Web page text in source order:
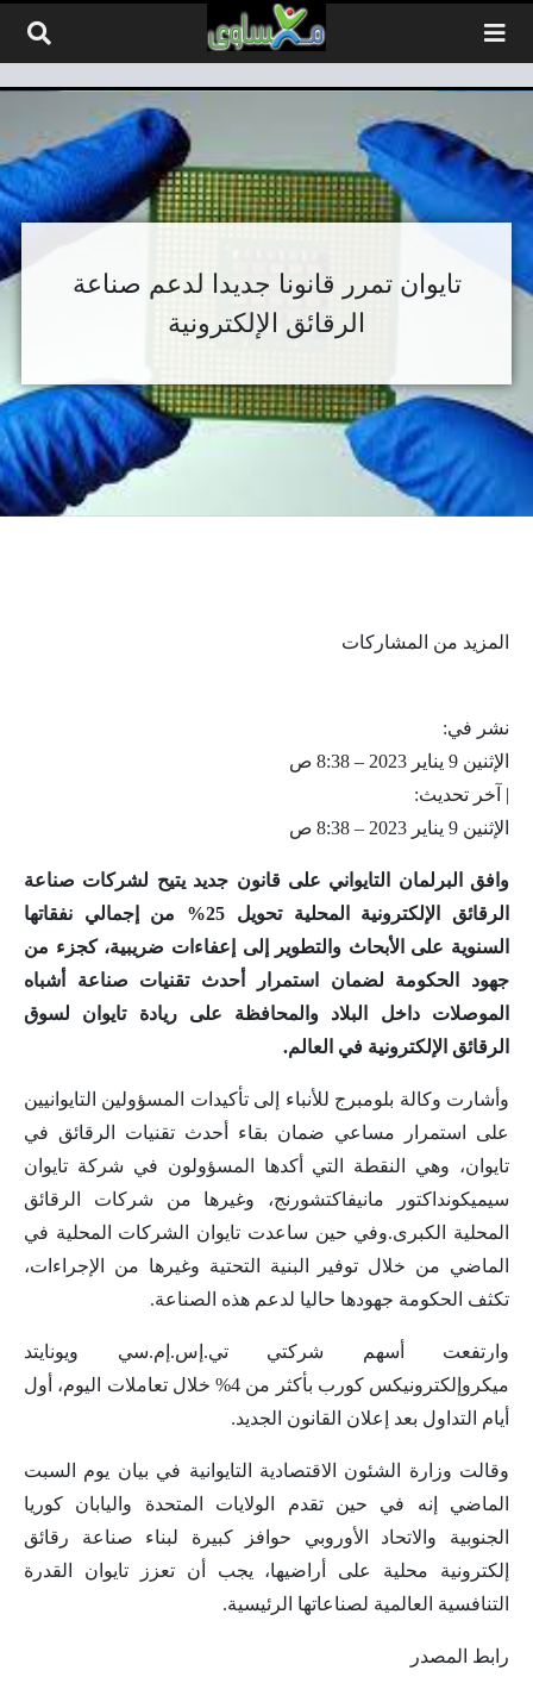
تايوان تمرر قانونا جديدا لدعم صناعة
الرقائق الإلكترونية
المزيد من المشاركات
نشر في:
الإثنين 9 يناير 2023 – 8:38 ص
| آخر تحديث:
الإثنين 9 يناير 2023 – 8:38 ص
وافق البرلمان التايواني على قانون جديد يتيح لشركات صناعة
الرقائق الإلكترونية المحلية تحويل 25% من إجمالي نفقاتها
السنوية على الأبحاث والتطوير إلى إعفاءات ضريبية، كجزء من
جهود الحكومة لضمان استمرار أحدث تقنيات صناعة أشباه
الموصلات داخل البلاد والمحافظة على ريادة تايوان لسوق
الرقائق الإلكترونية في العالم.
وأشارت وكالة بلومبرج للأنباء إلى تأكيدات المسؤولين التايوانيين
على استمرار مساعي ضمان بقاء أحدث تقنيات الرقائق في
تايوان، وهي النقطة التي أكدها المسؤولون في شركة تايوان
سيميكونداكتور مانيفاكتشورنج، وغيرها من شركات الرقائق
المحلية الكبرى.وفي حين ساعدت تايوان الشركات المحلية في
الماضي من خلال توفير البنية التحتية وغيرها من الإجراءات،
تكثف الحكومة جهودها حاليا لدعم هذه الصناعة.
وارتفعت أسهم شركتي تي.إس.إم.سي ويونايتد
ميكروإلكترونيكس كورب بأكثر من 4% خلال تعاملات اليوم، أول
أيام التداول بعد إعلان القانون الجديد.
وقالت وزارة الشئون الاقتصادية التايوانية في بيان يوم السبت
الماضي إنه في حين تقدم الولايات المتحدة واليابان كوريا
الجنوبية والاتحاد الأوروبي حوافز كبيرة لبناء صناعة رقائق
إلكترونية محلية على أراضيها، يجب أن تعزز تايوان القدرة
التنافسية العالمية لصناعاتها الرئيسية.
رابط المصدر